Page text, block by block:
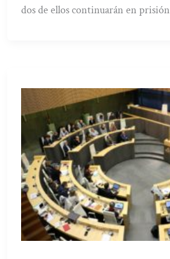
dos de ellos continuarán en prisión